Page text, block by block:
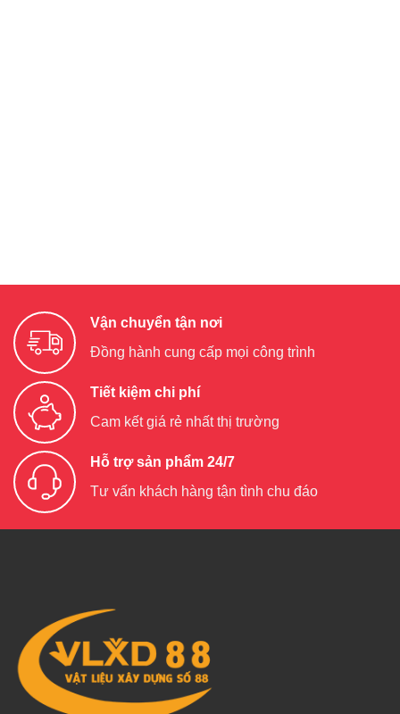
Vận chuyển tận nơi
Đồng hành cung cấp mọi công trình
Tiết kiệm chi phí
Cam kết giá rẻ nhất thị trường
Hỗ trợ sản phẩm 24/7
Tư vấn khách hàng tận tình chu đáo